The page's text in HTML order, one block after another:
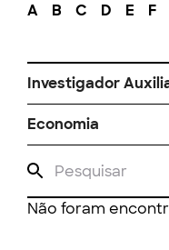
A B C D E F
Investigador
Economia
Não foram